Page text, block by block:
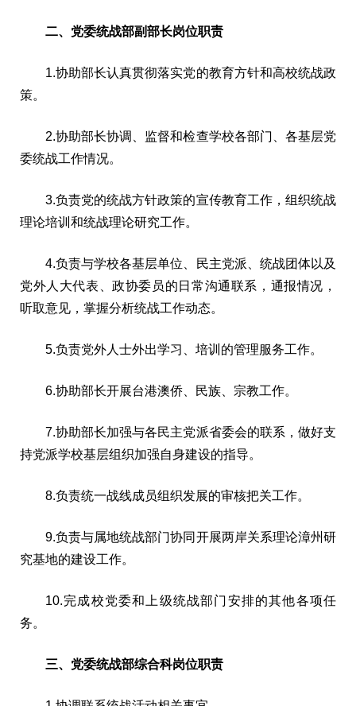
二、党委统战部副部长岗位职责
1.协助部长认真贯彻落实党的教育方针和高校统战政
策。
2.协助部长协调、监督和检查学校各部门、各基层党
委统战工作情况。
3.负责党的统战方针政策的宣传教育工作，组织统战
理论培训和统战理论研究工作。
4.负责与学校各基层单位、民主党派、统战团体以及
党外人大代表、政协委员的日常沟通联系，通报情况，
听取意见，掌握分析统战工作动态。
5.负责党外人士外出学习、培训的管理服务工作。
6.协助部长开展台港澳侨、民族、宗教工作。
7.协助部长加强与各民主党派省委会的联系，做好支
持党派学校基层组织加强自身建设的指导。
8.负责统一战线成员组织发展的审核把关工作。
9.负责与属地统战部门协同开展两岸关系理论漳州研
究基地的建设工作。
10.完成校党委和上级统战部门安排的其他各项任
务。
三、党委统战部综合科岗位职责